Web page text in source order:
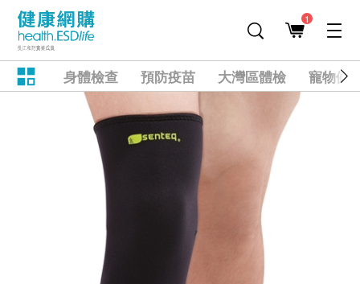
1
身體檢查 預防疫苗 大灣區體檢 寵物健